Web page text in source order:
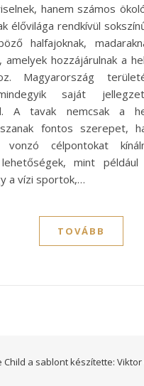
hanem számos
élővilága rendkívül
halfajoknak,
amelyek hozzájárulnak a
Magyarország
saját
A tavak nemcsak a
fontos szerepet,
vonzó célpontokat
lehetőségek, mint
a vízi sportok,…
TOVÁBB
Child a sablont készítette: Viktor